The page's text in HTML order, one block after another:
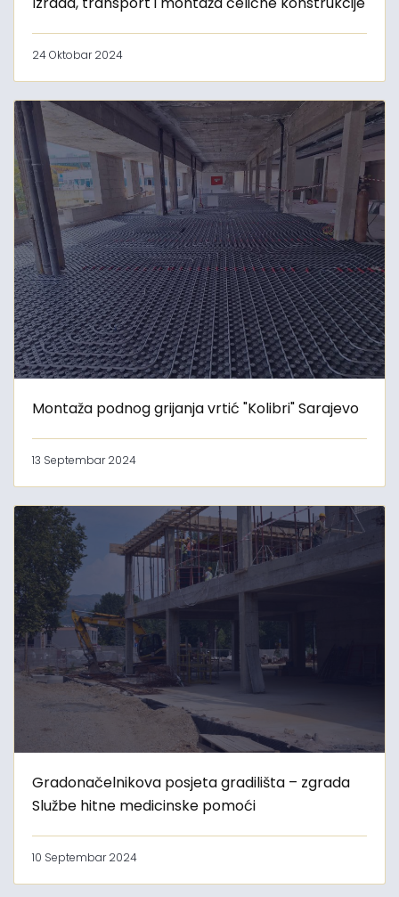
24 Oktobar 2024
Montaža podnog grijanja vrtić "Kolibri" Sarajevo
13 Septembar 2024
Gradonačelnikova posjeta gradilišta – zgrada
Službe hitne medicinske pomoći
10 Septembar 2024